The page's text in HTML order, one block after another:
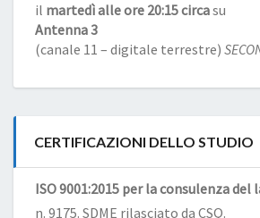
il martedì alle ore 20:15 circasu
Antenna 3
(canale 11 – digitale terrestre)
CERTIFICAZIONI DELLO STUDIO
ISO 9001:2015 per la consulenza del
n. 9175. SDME rilasciato da CSQ.